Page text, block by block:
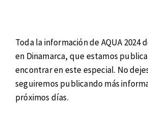
Toda la información de AQUA 2024
en Dinamarca, que estamos
encontrar en este especial. No
seguiremos publicando más
próximos días.